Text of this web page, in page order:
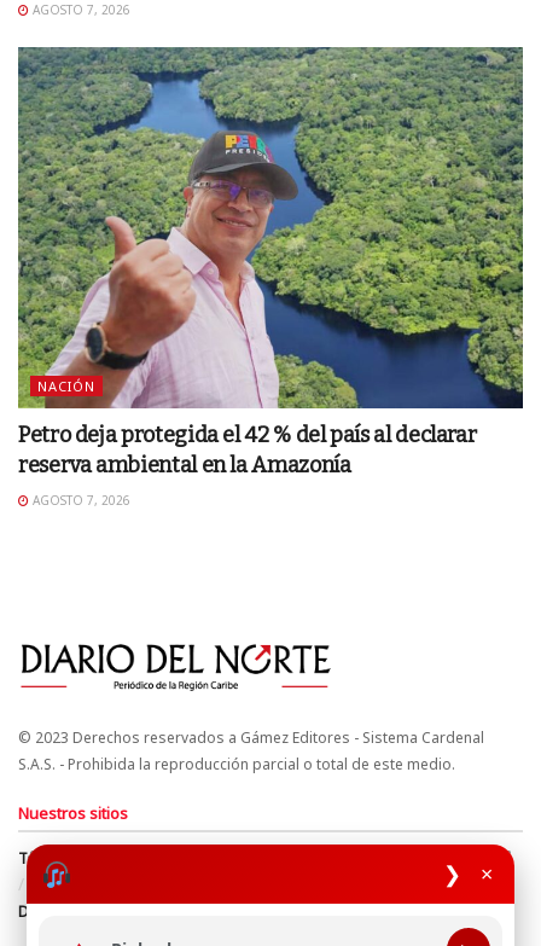
❯ ×
AGOSTO 7, 2026
NACIÓN
Petro deja protegida el 42 % del país al declarar
reserva ambiental en la Amazonía
AGOSTO 7, 2026
© 2023 Derechos reservados a Gámez Editores - Sistema Cardenal
S.A.S. - Prohibida la reproducción parcial o total de este medio.
Nuestros sitios
Términos y Condiciones
Derechos de Autor y Propiedad Intelectual
Política de uso de cookies
Política de Tratamiento de Datos
Directrices Editoriales